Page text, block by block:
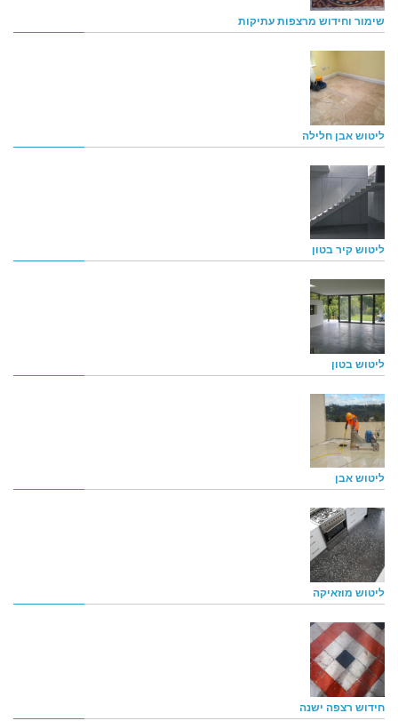
שימור וחידוש מרצפות עתיקות
ליטוש אבן חלילה
ליטוש קיר בטון
ליטוש בטון
ליטוש אבן
ליטוש מוזאיקה
חידוש רצפה ישנה